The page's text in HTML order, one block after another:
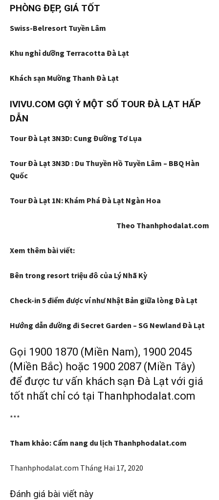
PHÒNG ĐẸP, GIÁ TỐT
Swiss-Belresort Tuyền Lâm
Khu nghỉ dưỡng Terracotta Đà Lạt
Khách sạn Mường Thanh Đà Lạt
IVIVU.COM GỢI Ý MỘT SỐ TOUR ĐÀ LẠT HẤP
DẪN
Tour Đà Lạt 3N3D: Cung Đường Tơ Lụa
Tour Đà Lạt 3N3D : Du Thuyền Hồ Tuyền Lâm – BBQ Hàn
Quốc
Tour Đà Lạt 1N: Khám Phá Đà Lạt Ngàn Hoa
Theo Thanhphodalat.com
Xem thêm bài viết:
Bên trong resort triệu đô của Lý Nhã Kỳ
Check-in 5 điểm được ví như Nhật Bản giữa lòng Đà Lạt
Hướng dẫn đường đi Secret Garden – SG Newland Đà Lạt
Gọi 1900 1870 (Miền Nam), 1900 2045
(Miền Bắc) hoặc 1900 2087 (Miền Tây)
để được tư vấn khách sạn Đà Lạt với giá
tốt nhất chỉ có tại Thanhphodalat.com
***
Tham khảo: Cẩm nang du lịch Thanhphodalat.com
Thanhphodalat.com Tháng Hai 17, 2020
Đánh giá bài viết này